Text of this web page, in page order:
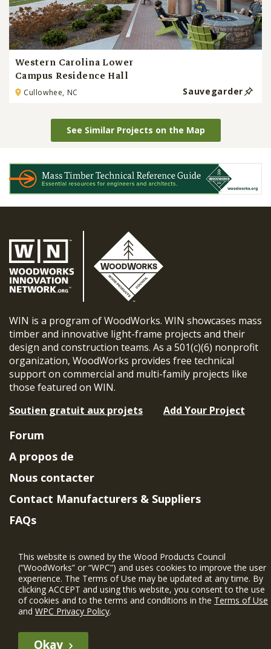
Western Carolina Lower
Campus Residence Hall
Cullowhee, NC Sauvegarder
See Similar Projects on the Map
WIN is a program of WoodWorks. WIN showcases mass
timber and innovative light-frame projects and their
design and construction teams. As a 501(c)(6) nonprofit
organization, WoodWorks provides free technical
support on commercial and multi-family projects like
those featured on WIN.
Soutien gratuit aux projets
Add Your Project
Forum
A propos de
Nous contacter
Contact Manufacturers & Suppliers
FAQs
Project Eligibility Requirements
Politique de confidentialité| Conditions
d'utilisation
This website is owned by the Wood Products Council
(“WoodWorks” or “WPC”) and uses cookies to improve the user
experience. The Terms of Use may be updated at any time. By
clicking ACCEPT and using this website, you consent to the use
of cookies and to the terms and conditions in the Terms of Use
and WPC Privacy Policy.
Okay